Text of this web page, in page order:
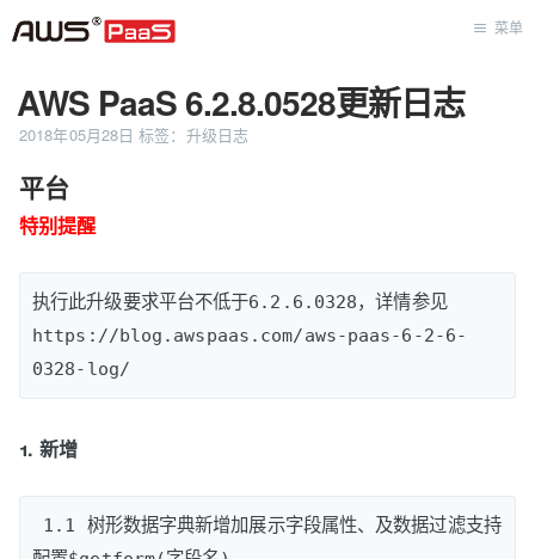
首页
菜单
AWS PaaS 6.2.8.0528更新日志
2018年05月28日 标签： 升级日志
平台
特别提醒
执行此升级要求平台不低于6.2.6.0328，详情参见
https://blog.awspaas.com/aws-paas-6-2-6-
1. 新增